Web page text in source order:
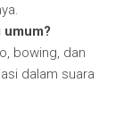
bowing, dan
dalam suara